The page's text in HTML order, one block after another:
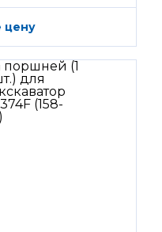
цену